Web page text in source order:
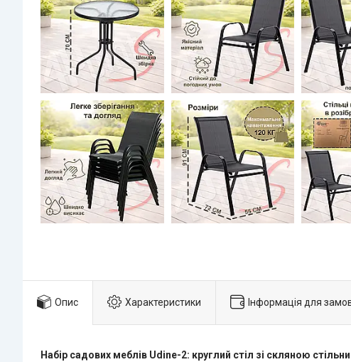
Опис Характеристики Інформація для
Набір садових меблів Udine-2: круглий стіл зі скляною